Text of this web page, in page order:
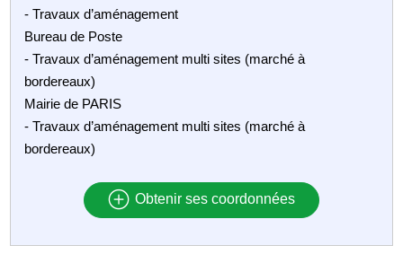
- Travaux d’aménagement
Bureau de Poste
- Travaux d’aménagement multi sites (marché à
bordereaux)
Mairie de PARIS
- Travaux d’aménagement multi sites (marché à
bordereaux)
Obtenir ses coordonnées